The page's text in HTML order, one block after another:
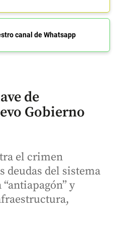
canal de Whatsapp
de
Gobierno
el crimen
deudas del sistema
y